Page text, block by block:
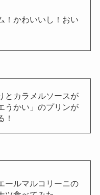
！かわいいし！おい
とカラメルソースが
うかい」のプリンが
！
ールマルコリーニの